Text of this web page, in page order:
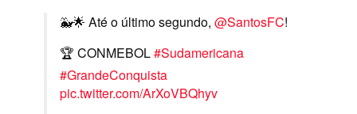
🐳🌟 Até o último segundo, @SantosFC!
🏆 CONMEBOL#Sudamericana
#GrandeConquista
pic.twitter.com/ArXoVBQhyv